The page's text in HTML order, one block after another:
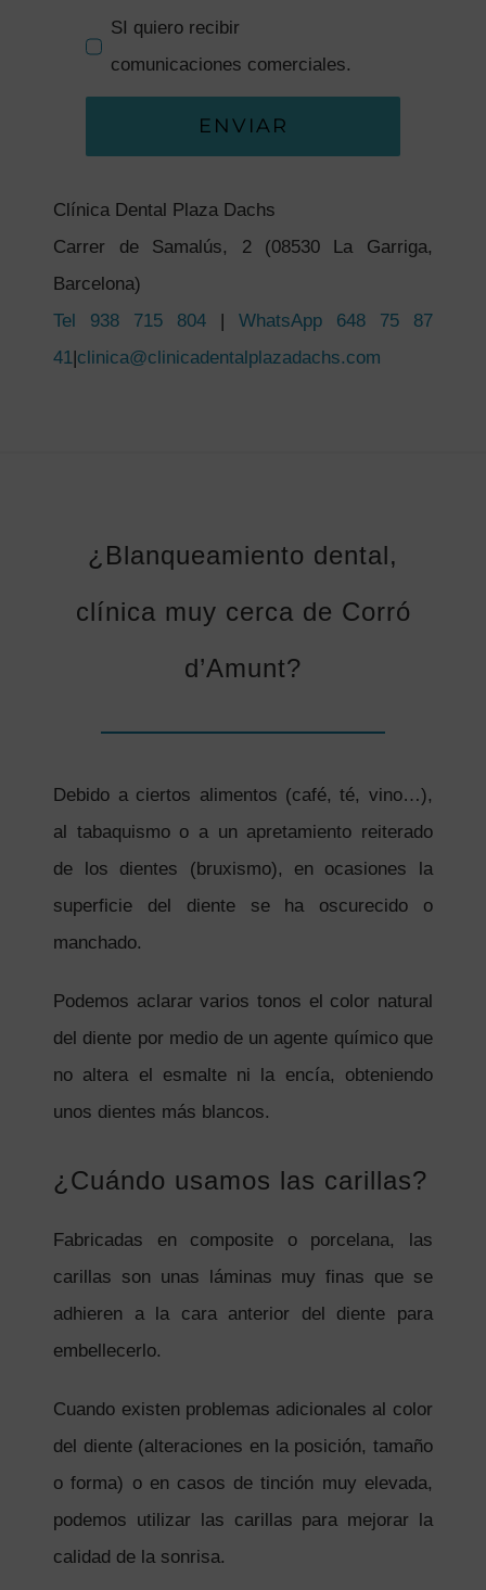
SI quiero recibir
comunicaciones comerciales.
ENVIAR
Clínica Dental Plaza Dachs
Carrer de Samalús, 2 (08530 La Garriga,
Barcelona)
Tel 938 715 804 | WhatsApp 648 75 87
41|clinica@clinicadentalplazadachs.com
¿Blanqueamiento dental,
clínica muy cerca de Corró
d’Amunt?
Debido a ciertos alimentos (café, té, vino…),
al tabaquismo o a un apretamiento reiterado
de los dientes (bruxismo), en ocasiones la
superficie del diente se ha oscurecido o
manchado.
Podemos aclarar varios tonos el color natural
del diente por medio de un agente químico que
no altera el esmalte ni la encía, obteniendo
unos dientes más blancos.
¿Cuándo usamos las carillas?
Fabricadas en composite o porcelana, las
carillas son unas láminas muy finas que se
adhieren a la cara anterior del diente para
embellecerlo.
Cuando existen problemas adicionales al color
del diente (alteraciones en la posición, tamaño
o forma) o en casos de tinción muy elevada,
podemos utilizar las carillas para mejorar la
calidad de la sonrisa.